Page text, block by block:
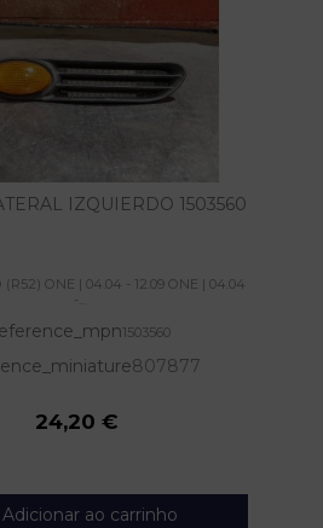
IZQUIERDO 1503560
(R52) ONE | 04.04 - 12.09 ONE | 04.04
-...
1503560
807877
24,20 €
Adicionar ao carrinho